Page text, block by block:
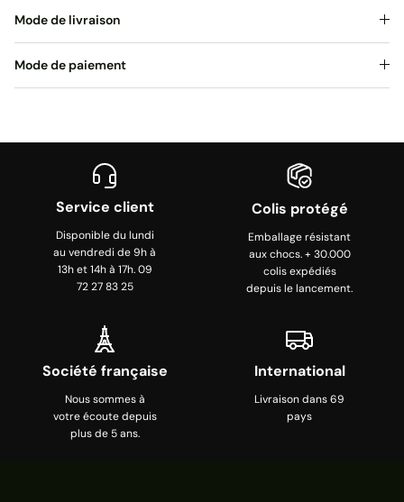
Mode de livraison
Mode de paiement
Service client
Disponible du lundi
au vendredi de 9h à
13h et 14h à 17h. 09
72 27 83 25
Colis protégé
Emballage résistant
aux chocs. + 30.000
colis expédiés
depuis le lancement.
Société française
Nous sommes à
votre écoute depuis
plus de 5 ans.
International
Livraison dans 69
pays